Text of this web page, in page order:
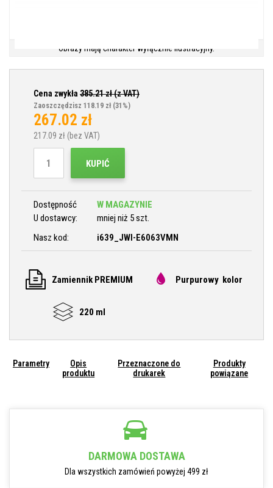
Obrazy mają charakter wyłącznie ilustracyjny.
Cena zwykła 385.21zł (z VAT)
Zaoszczędzisz 118.19 zł (31%)
267.02 zł
217.09 zł (bez VAT)
KUPIĆ
Dostępność
W MAGAZYNIE
U dostawcy:
mniej niż 5 szt.
Nasz kod:
i639_JWI-E6063VMN
Zamiennik PREMIUM Purpurowy kolor
220 ml
Parametry
Opis
produktu
Przeznaczone do
drukarek
Produkty
powiązane
DARMOWA DOSTAWA
Dla wszystkich zamówień powyżej 499 zł